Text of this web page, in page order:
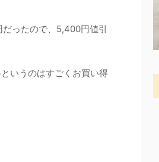
ったので、5,400円値引
いうのはすごくお買い得